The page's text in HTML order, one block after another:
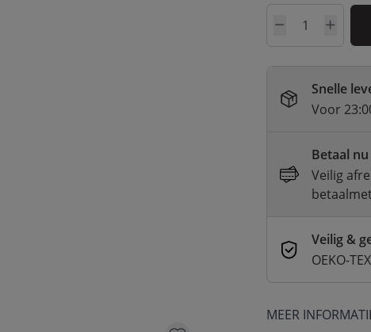
Aantal
Snelle
Voor
Betaal
Veilig
Veilig &
OEKO-
MEER